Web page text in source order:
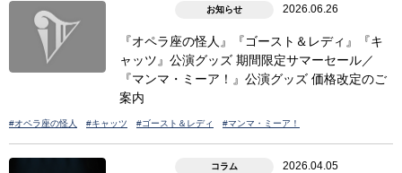
お知らせ 2026.06.26
『オペラ座の怪人』『ゴースト＆レディ』『キ
ャッツ』公演グッズ 期間限定サマーセール／
『マンマ・ミーア！』公演グッズ 価格改定のご
案内
#オペラ座の怪人 #キャッツ #ゴースト＆レディ #マンマ・ミーア！
コラム 2026.04.05